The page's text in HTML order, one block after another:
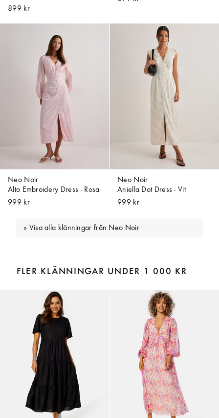
899 kr
Neo Noir
Alto Embroidery Dress - Rosa
999 kr
Neo Noir
Aniella Dot Dress - Vit
999 kr
Visa alla klänningar från Neo Noir
FLER KLÄNNINGAR UNDER 1 000 KR